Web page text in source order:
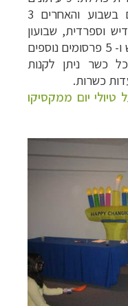
ביידיש (אחד רואה אור פעמיים בשבוע והאחרים 3
וספרדית, שבועון
בספרדית, שני דו-שבועונים ביידיש ו- 5 פרסומים נוספים
כשר ניתן לקנות
כשרות.
טיולי יום ממקסיקו
אמריקהלחצו לרשימת
לחצו לרשימת היעדים »
לרשימת היעדים »